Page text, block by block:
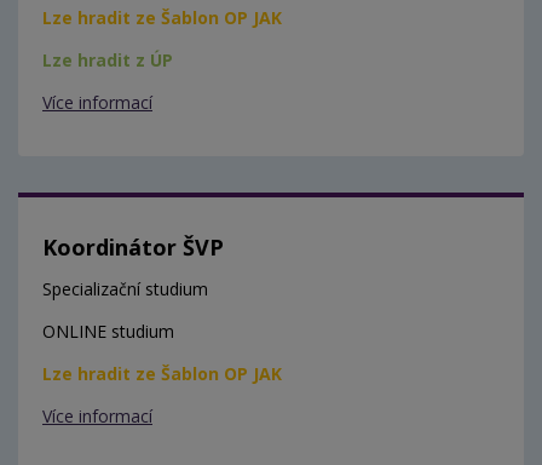
Lze hradit ze Šablon OP JAK
Lze hradit z ÚP
Více informací
Koordinátor ŠVP
Specializační studium
ONLINE studium
Lze hradit ze Šablon OP JAK
Více informací